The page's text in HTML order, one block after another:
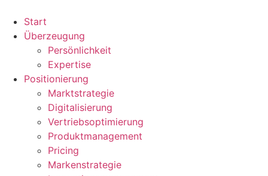
Inhalt
wechseln
Start
Überzeugung
Persönlichkeit
Expertise
Positionierung
Marktstrategie
Digitalisierung
Vertriebsoptimierung
Produktmanagement
Pricing
Markenstrategie